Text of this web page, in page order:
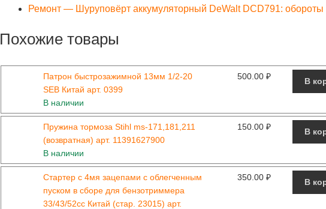
Ремонт — Шуруповёрт аккумуляторный DeWalt DCD791: обороты
Похожие товары
Патрон быстрозажимной 13мм 1/2-20
SEB Китай арт. 0399
В наличии
500.00₽
В
Пружина тормоза Stihl ms-171,181,211
(возвратная) арт. 11391627900
В наличии
150.00₽
В
Стартер с 4мя зацепами с облегченным
пуском в сборе для бензотриммера
33/43/52сс Китай (стар. 23015) арт.
350.00₽
В